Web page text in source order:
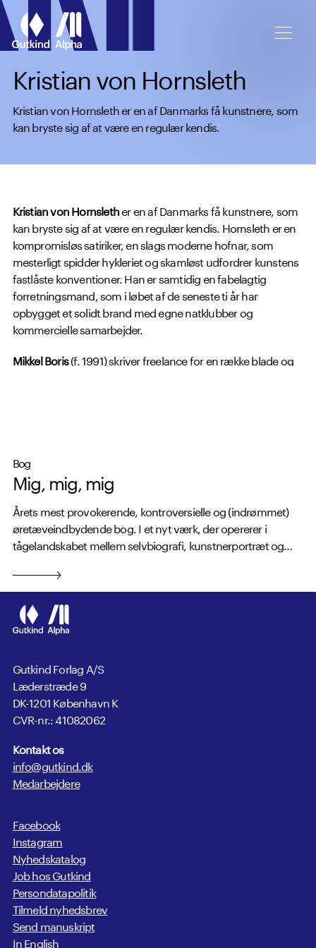
Spring til hovedindhold
Kristian von Hornsleth
Kristian von Hornsleth er en af Danmarks få kunstnere, som
kan bryste sig af at være en regulær kendis.
Kristian von Hornslether en af Danmarks få kunstnere, som
kan bryste sig af at være en regulær kendis. Hornsleth er en
kompromisløs satiriker, en slags moderne hofnar, som
mesterligt spidder hykleriet og skamløst udfordrer kunstens
fastlåste konventioner. Han er samtidig en fabelagtig
forretningsmand, som i løbet af de seneste ti år har
opbygget et solidt brand med egne natklubber og
kommercielle samarbejder.
Mikkel Boris(f. 1991) skriver freelance for en række blade og
Bog
Mig, mig, mig
Årets mest provokerende, kontroversielle og (indrømmet)
øretæveindbydende bog. I et nyt værk, der opererer i
tågelandskabet mellem selvbiografi, kunstnerportræt og
Kristian von Hornsleth endelig til bekendelse.
Gutkind Forlag A/S
Læderstræde 9
DK-1201 København K
CVR-nr.: 41082062
Kontakt os
info@gutkind.dk
Medarbejdere
Facebook
Instagram
Nyhedskatalog
Job hos Gutkind
Persondatapolitik
Tilmeld nyhedsbrev
Send manuskript
In English